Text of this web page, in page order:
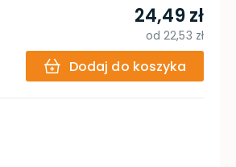
24,49 zł
od22,53 zł
Dodaj do koszyka